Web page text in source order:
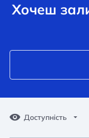
Хочеш
Доступність